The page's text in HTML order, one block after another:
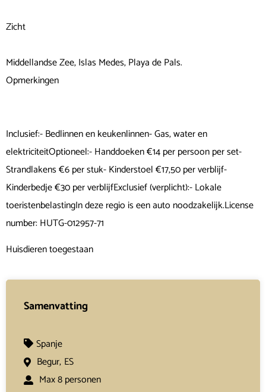
Zicht
Middellandse Zee, Islas Medes, Playa de Pals.
Opmerkingen
Inclusief:- Bedlinnen en keukenlinnen- Gas, water en
elektriciteitOptioneel:- Handdoeken €14 per persoon per set-
Strandlakens €6 per stuk- Kinderstoel €17,50 per verblijf-
Kinderbedje €30 per verblijfExclusief (verplicht):- Lokale
toeristenbelastingIn deze regio is een auto noodzakelijk.License
number: HUTG-012957-71
Huisdieren toegestaan
Samenvatting
Spanje
Begur, ES
Max 8 personen